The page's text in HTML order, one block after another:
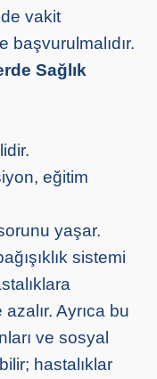
vakit
Sağlık
eğitim
yaşar.
sistemi
Ayrıca bu
ve sosyal
hastalıklar